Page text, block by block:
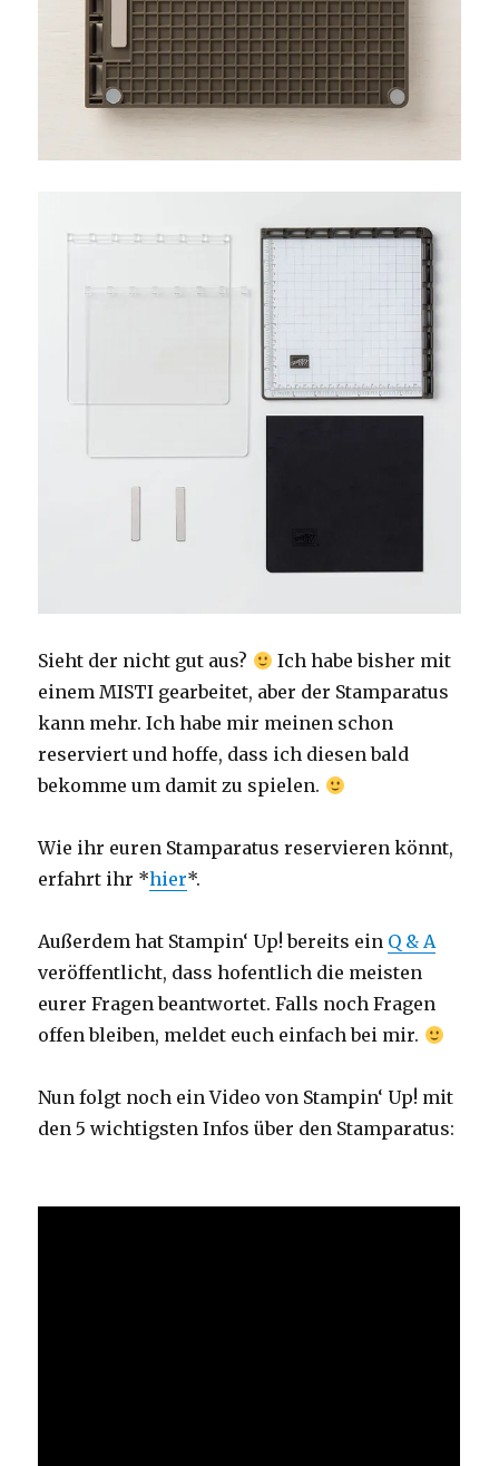
Sieht der nicht gut aus?
Ich habe bisher mit
einem MISTI gearbeitet, aber der Stamparatus
kann mehr. Ich habe mir meinen schon
reserviert und hoffe, dass ich diesen bald
bekomme um damit zu spielen.
Wie ihr euren Stamparatus reservieren könnt,
erfahrt ihr *hier*.
Außerdem hat Stampin‘ Up! bereits ein Q & A
veröffentlicht, dass hofentlich die meisten
eurer Fragen beantwortet. Falls noch Fragen
offen bleiben, meldet euch einfach bei mir.
Nun folgt noch ein Video von Stampin‘ Up! mit
den 5 wichtigsten Infos über den Stamparatus: